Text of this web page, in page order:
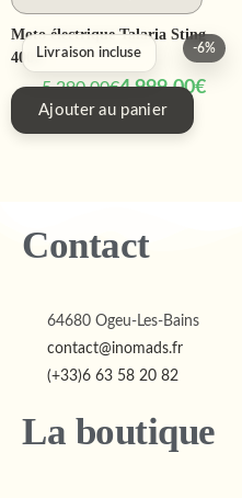
Livraison incluse -6%
Moto électrique Talaria Sting
4000
5 290,00€4 999,00€
Ajouter au panier
Contact
64680 Ogeu-Les-Bains
contact@inomads.fr
(+33)6 63 58 20 82
La boutique